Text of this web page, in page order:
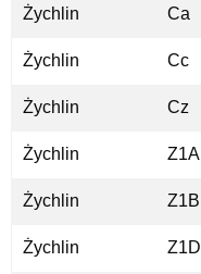
Żychlin Ca
Żychlin Cc
Żychlin Cz
Żychlin Z1A
Żychlin Z1B
Żychlin Z1D